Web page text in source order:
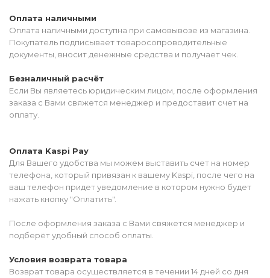
Оплата наличными
Оплата наличными доступна при самовывозе из магазина.
Покупатель подписывает товаросопроводительные
документы, вносит денежные средства и получает чек.
Безналичный расчёт
Если Вы являетесь юридическим лицом, после оформления
заказа с Вами свяжется менеджер и предоставит счет на
оплату.
Оплата Kaspi Pay
Для Вашего удобства мы можем выставить счет на номер
телефона, который привязан к вашему Kaspi, после чего на
ваш телефон придет уведомление в котором нужно будет
нажать кнопку "Оплатить".
После оформления заказа с Вами свяжется менеджер и
подберёт удобный способ оплаты.
Условия возврата товара
Возврат товара осуществляется в течении 14 дней со дня